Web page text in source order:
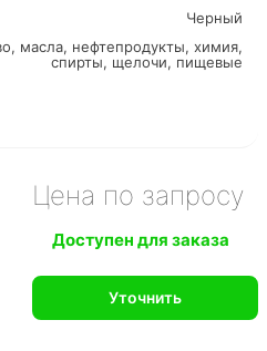
Черный
масла, нефтепродукты, химия,
спирты, щелочи, пищевые
Цена по запросу
Доступен для заказа
Уточнить